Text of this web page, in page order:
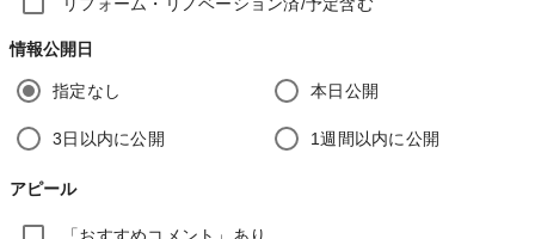
情報公開日
指定なし 本日公開
3日以内に公開 1週間以内に公開
アピール
「おすすめコメント」あり